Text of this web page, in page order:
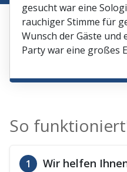
gesucht war eine
rauchiger Stimme für
Wunsch der Gäste und
Party war eine großes
So
1 Wir helfen